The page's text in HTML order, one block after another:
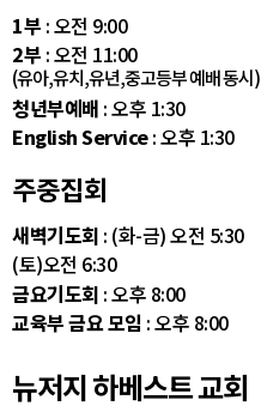
1부 : 오전 9:00
2부 : 오전 11:00
(유아,유치,유년,중고등부 예배 동시)
청년부예배 : 오후 1:30
English Service: 오후 1:30
주중집회
새벽기도회 : (화-금) 오전 5:30
(토)오전 6:30
금요기도회 : 오후 8:00
교육부 금요 모임 : 오후 8:00
뉴저지 하베스트 교회